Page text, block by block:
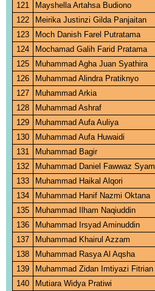
121
Mayshella Artahsa Budiono
122
Meirika Justinzi Gilda Panjaitan
123
Moch Danish Farel Putratama
124
Mochamad Galih Farid Pratama
125
Muhammad Agha Juan Syathira
126
Muhammad Alindra Pratiknyo
127
Muhammad Arkia
128
Muhammad Ashraf
129
Muhammad Aufa Auliya
130
Muhammad Aufa Huwaidi
131
Muhammad Bagir
132
Muhammad Daniel Fawwaz Syam
133
Muhammad Haikal Alqori
134
Muhammad Hanif Nazmi Oktana
135
Muhammad Ilham Naqiuddin
136
Muhammad Irsyad Aminuddin
137
Muhammad Khairul Azzam
138
Muhammad Rasya Al Aqsha
139
Muhammad Zidan Imtiyazi Fitrian
140
Mutiara Widya Pratiwi